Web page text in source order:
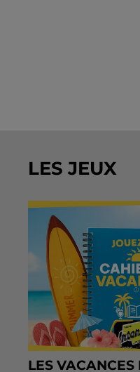
LES JEUX
LES VACANCES